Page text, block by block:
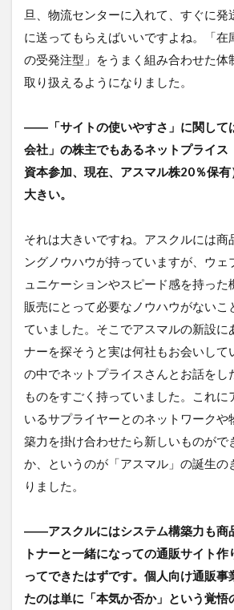
旦、物流センターに入れて、すぐに発
に送ってもらえばいいですよね。「在
の受発注型」をうまく組み合わせた体
取り扱えるようになりました。
――「サイトの使いやすさ」に関して
会社」の株主でもあるネットプライ
資本参加、現在、アスマル株20％保
大きい。
それは大きいですね。アスクルには商
ングノウハウが持っていますが、ウェ
ュニケーションやスピード感を持った
販売にとって必要なノウハウがないこ
ていました。そこでアスマルの新設に
ナーを探そうと実は何社もお会いして
の中でネットプライスさんとお話をし
ものをすごく持っていました。これに
いるサプライヤーとのネットワークや
築力を掛け合わせたら新しいものがで
か、というのが「アスマル」の誕生の
りました。
――アスクルにはシステム構築力も商
トナーと一緒になっての通販サイト
ってできたはずです。個人向け通販事
たのは単に「本気か否か」という覚悟